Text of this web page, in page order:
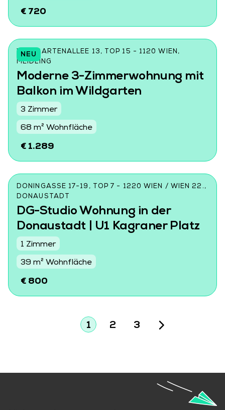
€ 720
NEU
WILDGARTENALLEE 13, TOP 15 - 1120 WIEN,
MEIDLING
Moderne 3-Zimmerwohnung mit
Balkon im Wildgarten
3 Zimmer
68 m² Wohnfläche
€ 1.289
DONINGASSE 17-19, TOP 7 - 1220 WIEN / WIEN 22.,
DONAUSTADT
DG-Studio Wohnung in der
Donaustadt | U1 Kagraner Platz
1 Zimmer
39 m² Wohnfläche
€ 800
1 2 3